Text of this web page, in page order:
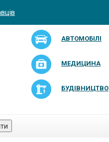
АВТОМОБІЛІ
МЕДИЦИНА
БУДІВНИЦТВО